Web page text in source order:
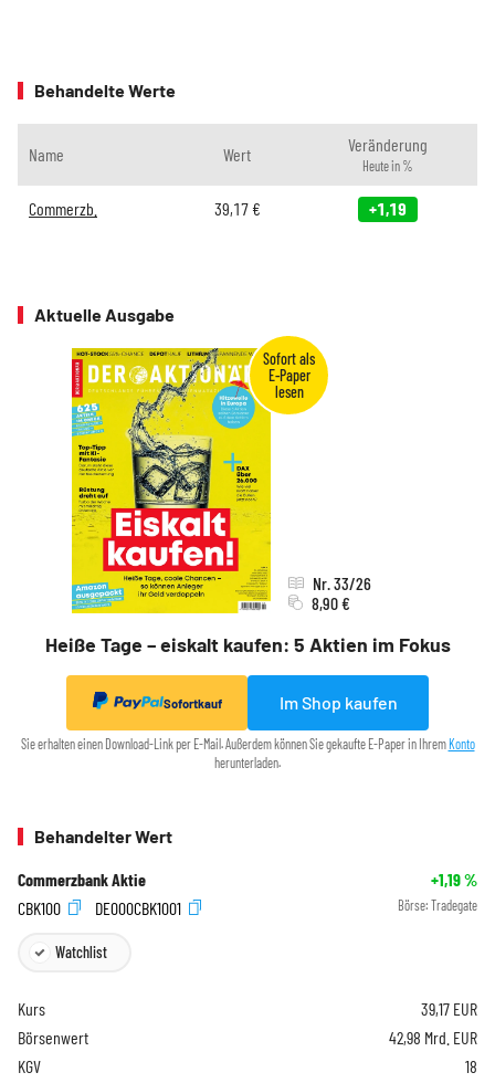
Behandelte Werte
Name Wert Veränderung
Heute in %
Commerzb. 39,17€ +1,19
Aktuelle Ausgabe
Heiße Tage – eiskalt kaufen: 5 Aktien im Fokus
Nr. 33/26
8,90 €
Sofortkauf Im Shop kaufen
Sie erhalten einen Download-Link per E-Mail. Außerdem können Sie gekaufte E-Paper in Ihrem Konto
herunterladen.
Behandelter Wert
Commerzbank Aktie +1,19%
CBK100
DE000CBK1001 Börse: Tradegate
Watchlist
Kurs 39,17 EUR
Börsenwert
42,98 Mrd. EUR
KGV
18